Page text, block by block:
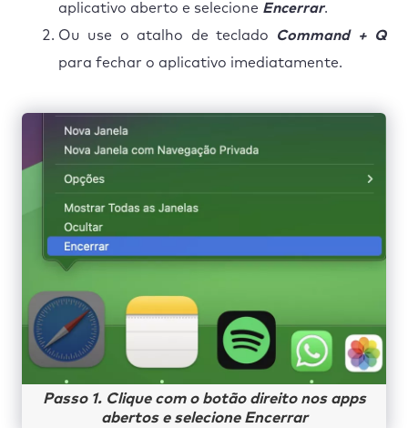
aplicativo aberto e selecione Encerrar.
Ou use o atalho de teclado
Command + Q
para fechar o aplicativo imediatamente.
Passo 1. Clique com o botão direito nos apps
abertos e selecione Encerrar